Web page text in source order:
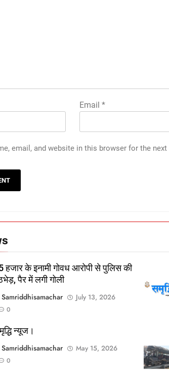
Email *
email, and website in this browser for the
हजार के इनामी गोवध आरोपी से पुलिस की
पैर में लगी गोली
Samriddhisamachar
July 13, 2026
0
न्यूज।
Samriddhisamachar
May 15, 2026
0